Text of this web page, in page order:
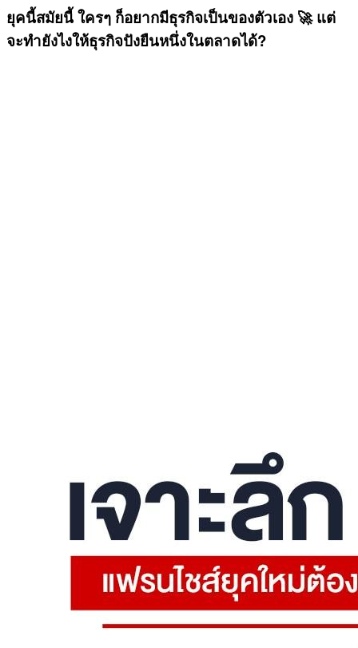
ยุคนี้สมัยนี้ ใครๆ ก็อยากมีธุรกิจเป็นของตัวเอง 🚀 แต่
จะทำยังไงให้ธุรกิจปังยืนหนึ่งในตลาดได้?